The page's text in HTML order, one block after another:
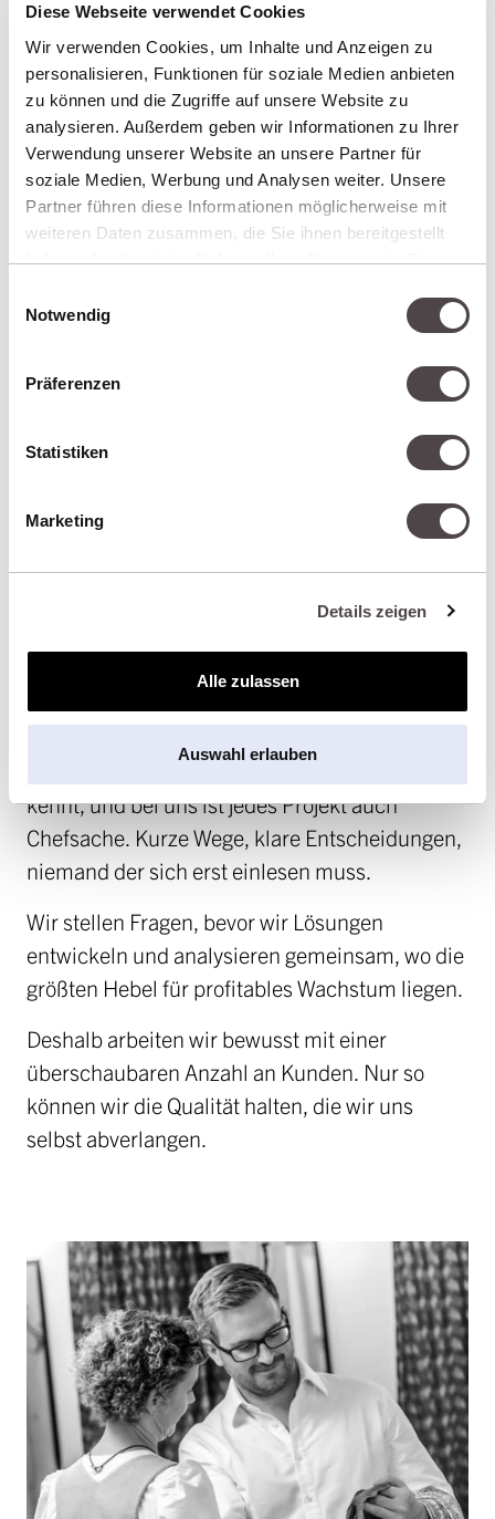
Diese Webseite verwendet Cookies
Wir verwenden Cookies, um Inhalte und Anzeigen zu
personalisieren, Funktionen für soziale Medien anbieten
zu können und die Zugriffe auf unsere Website zu
analysieren. Außerdem geben wir Informationen zu Ihrer
Verwendung unserer Website an unsere Partner für
soziale Medien, Werbung und Analysen weiter. Unsere
Partner führen diese Informationen möglicherweise mit
weiteren Daten zusammen, die Sie ihnen bereitgestellt
haben oder die sie im Rahmen Ihrer Nutzung der Dienste
Notwendig
Präferenzen
Statistiken
Marketing
Details zeigen
Alle zulassen
Auswahl erlauben
denkt unternehmerisch und versteht, wie E-
Commerce auf deine Vertriebs- und
kennt, und bei uns ist jedes Projekt auch
Chefsache. Kurze Wege, klare Entscheidungen,
niemand der sich erst einlesen muss.
Wir stellen Fragen, bevor wir Lösungen
entwickeln und analysieren gemeinsam, wo die
größten Hebel für profitables Wachstum liegen.
Deshalb arbeiten wir bewusst mit einer
überschaubaren Anzahl an Kunden. Nur so
können wir die Qualität halten, die wir uns
selbst abverlangen.